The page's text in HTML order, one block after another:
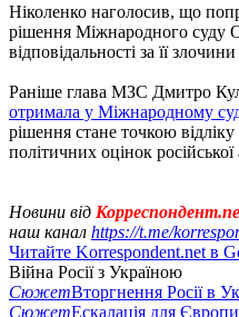
Ніколенко наголосив, що
рішення Міжнародного суду
відповідальності за її
Раніше глава МЗС Дмитро
отримала у Міжнародному
рішення стане точкою
політичних оцінок російської
Новини від
наш канал https://t.me/
Читайте Korrespondent.net в
Війна Росії з Україною
СюжетВторгнення Росії в
СюжетЕскалація для